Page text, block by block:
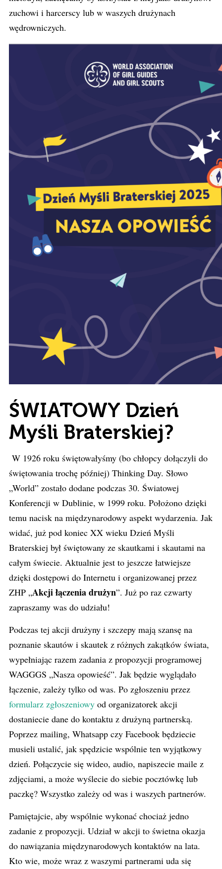
zuchowi i harcerscy lub w waszych drużynach
wędrowniczych.
ŚWIATOWY Dzień
Myśli Braterskiej?
W 1926 roku świętowałyśmy (bo chłopcy dołączyli do
świętowania trochę później) Thinking Day. Słowo
„World” zostało dodane podczas 30. Światowej
Konferencji w Dublinie, w 1999 roku. Położono dzięki
temu nacisk na międzynarodowy aspekt wydarzenia. Jak
widać, już pod koniec XX wieku Dzień Myśli
Braterskiej był świętowany ze skautkami i skautami na
całym świecie. Aktualnie jest to jeszcze łatwiejsze
dzięki dostępowi do Internetu i organizowanej przez
ZHP „Akcji łączenia drużyn”. Już po raz czwarty
zapraszamy was do udziału!
Podczas tej akcji drużyny i szczepy mają szansę na
poznanie skautów i skautek z różnych zakątków świata,
wypełniając razem zadania z propozycji programowej
WAGGGS „Nasza opowieść”. Jak będzie wyglądało
łączenie, zależy tylko od was. Po zgłoszeniu przez
formularz zgłoszeniowy od organizatorek akcji
dostaniecie dane do kontaktu z drużyną partnerską.
Poprzez mailing, Whatsapp czy Facebook będziecie
musieli ustalić, jak spędzicie wspólnie ten wyjątkowy
dzień. Połączycie się wideo, audio, napiszecie maile z
zdjęciami, a może wyślecie do siebie pocztówkę lub
paczkę? Wszystko zależy od was i waszych partnerów.
Pamiętajcie, aby wspólnie wykonać chociaż jedno
zadanie z propozycji. Udział w akcji to świetna okazja
do nawiązania międzynarodowych kontaktów na lata.
Kto wie, może wraz z waszymi partnerami uda się